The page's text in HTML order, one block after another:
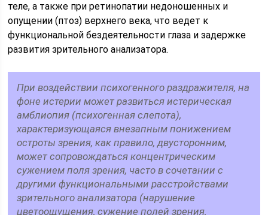
теле, а также при ретинопатии недоношенных и
опущении (птоз) верхнего века, что ведет к
функциональной бездеятельности глаза и задержке
развития зрительного анализатора.
При воздействии психогенного раздражителя, на
фоне истерии может развиться истерическая
амблиопия (психогенная слепота),
характеризующаяся внезапным понижением
остроты зрения, как правило, двусторонним,
может сопровождаться концентрическим
сужением поля зрения, часто в сочетании с
другими функциональными расстройствами
зрительного анализатора (нарушение
цветоощущения, сужение полей зрения,